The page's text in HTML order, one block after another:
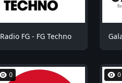
Radio FG - FG Techno
0 0